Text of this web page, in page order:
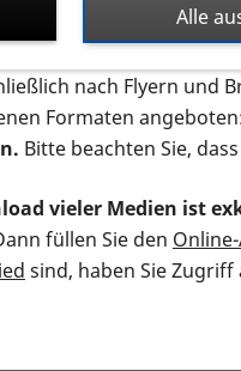
Seite finden Sie
nach Flyern und
Formaten
Bitte beachten Sie, dass
vieler Medien ist
füllen Sie den
sind, haben Sie
Alle